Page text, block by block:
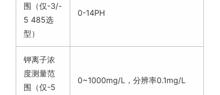
围（仅-3/-
5 485选
型）
0-14PH
钾离子浓
度测量范
围（仅-5
0~1000mg/L，分辨率0.1mg/L